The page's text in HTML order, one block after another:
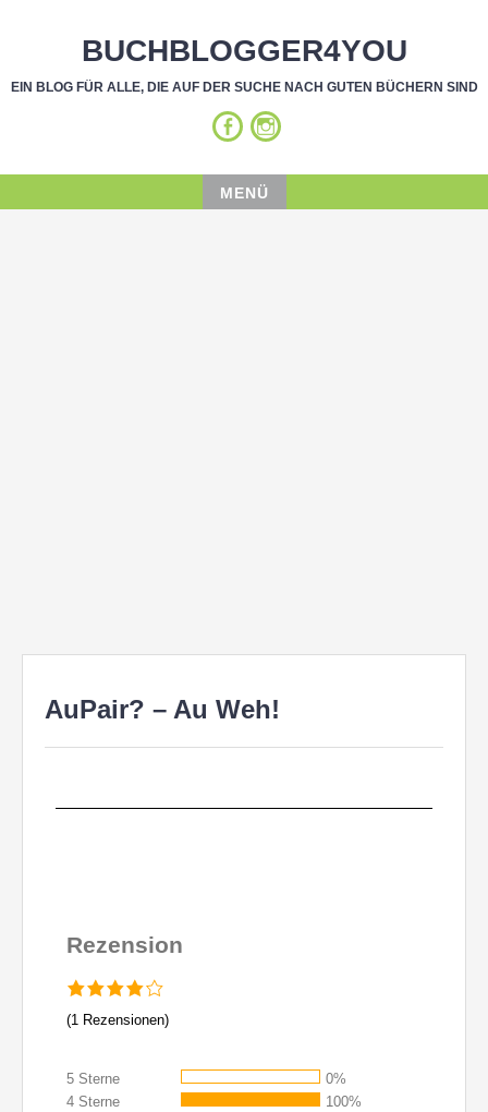
BUCHBLOGGER4YOU
EIN BLOG FÜR ALLE, DIE AUF DER SUCHE NACH GUTEN BÜCHERN SIND
MENÜ
AuPair? – Au Weh!
Rezension
(1 Rezensionen)
5 Sterne
0%
4 Sterne
100%